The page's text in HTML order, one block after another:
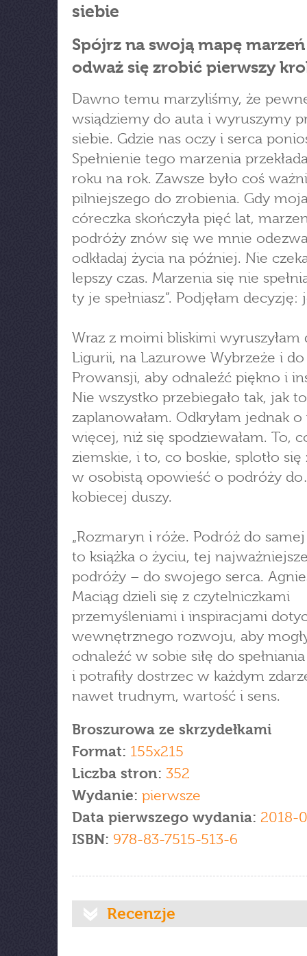
siebie
Spójrz na swoją mapę
odważ się zrobić pierwszy
Dawno temu marzyliśmy, że
wsiądziemy do auta i wyruszymy
siebie. Gdzie nas oczy i serca
Spełnienie tego marzenia
roku na rok. Zawsze było coś
pilniejszego do zrobienia. Gdy
córeczka skończyła pięć lat,
podróży znów się we mnie
odkładaj życia na później. Nie
lepszy czas. Marzenia się nie
ty je spełniasz”. Podjęłam decyzję:
Wraz z moimi bliskimi wyruszyłam
Ligurii, na Lazurowe Wybrzeże i do
Prowansji, aby odnaleźć piękno i
Nie wszystko przebiegało tak, jak
zaplanowałam. Odkryłam jednak
więcej, niż się spodziewałam. To,
ziemskie, i to, co boskie, splotło się
w osobistą opowieść o podróży
kobiecej duszy.
„Rozmaryn i róże. Podróż do samej
to książka o życiu, tej
podróży – do swojego serca.
Maciąg dzieli się z czytelniczkami
przemyśleniami i inspiracjami
wewnętrznego rozwoju, aby
odnaleźć w sobie siłę do
i potrafiły dostrzec w każdym
nawet trudnym, wartość i sens.
Broszurowa ze skrzydełkami
Format: 155x215
Liczba stron: 352
Wydanie: pierwsze
Data pierwszego wydania: 2018-
ISBN: 978-83-7515-513-6
Recenzje